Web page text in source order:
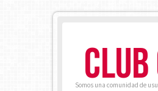
Somos una comunidad de